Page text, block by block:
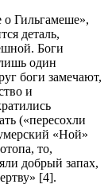
Гильгамеше»,
деталь,
Боги
один
боги замечают,
и
(«пересохли
«Ной»
то,
добрый запах,
[4].